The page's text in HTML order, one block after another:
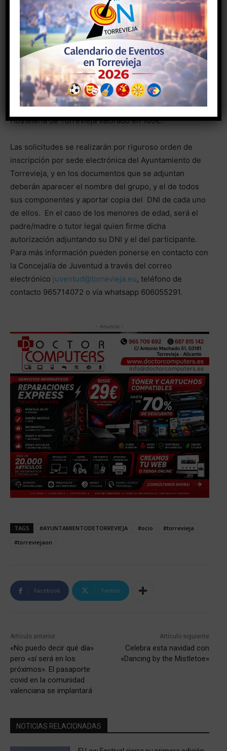
1º PREMIO: Cheque-viaje a utilizar durante el año 2022
por valor de 800€ (200€ para cada componente del
equipo).
2º PREMIO: Vale por cortesía de APYMECO valorado en
150€.
3º PREMIO: Vale por cortesía de la Asociación de
Hostelería de Torrevieja valorado en 100€.
Las solicitudes se realizarán por riguroso orden de
inscripción por sede electrónica del Ayuntamiento de
Torrevieja, y en los documentos que se adjuntan
deberán aparecer el nombre del grupo, y el de todos
sus componentes y aportar copia del DNI de cada uno
de ellos. En el caso de los menores de edad, será el
padre/madre o tutor legal quien firme dicha
autorización adjuntando su DNI y el del participante.
Para más información pueden ponerse en contacto con
la Concejalía de Juventud a través del correo
electrónico juventud@torrevieja.eu, teléfono de
contacto 965714072 o vía whatsapp 606055291.
- Anuncio -
TAGS #AYUNTAMIENTODETORREVIEJA #ocio
#torrevieja
#torreviejaon
Facebook Twitter
Artículo anterior
«No puedo decir qué día»
pero «sí será en los
próximos». El pasaporte
covid en la comunidad
valenciana se implantará
Artículo siguiente
Celebra esta navidad con
«Dancing by the Mistletoe»
NOTICIAS RELACIONADAS